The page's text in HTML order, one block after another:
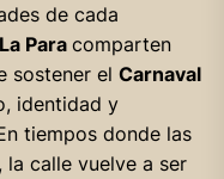
de cada
Paracomparten
sostener el Carnaval
identidad y
tiempos donde las
la calle vuelve a ser